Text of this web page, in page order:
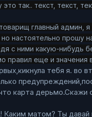
это так.. текст, текст,
главный админ,
настоятельно прошу
с ними какую-нибудь
правил еще и значения
тебя я. во
карта дерьмо.Скажи
Каким матом? Ты давай